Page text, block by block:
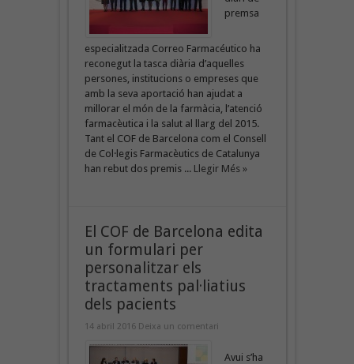
premsa
especialitzada Correo Farmacéutico ha
reconegut la tasca diària d’aquelles
persones, institucions o empreses que
amb la seva aportació han ajudat a
millorar el món de la farmàcia, l’atenció
farmacèutica i la salut al llarg del 2015.
Tant el COF de Barcelona com el Consell
de Col·legis Farmacèutics de Catalunya
han rebut dos premis ... Llegir Més »
El COF de Barcelona edita
un formulari per
personalitzar els
tractaments pal·liatius
dels pacients
14 abril 2016 Deixa un comentari
Avui s’ha